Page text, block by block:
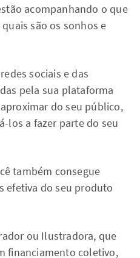
acompanhando o que
são os sonhos e
sociais e das
pela sua plataforma
do seu público,
los a fazer parte do seu
também consegue
efetiva do seu produto
ou Ilustradora, que
financiamento coletivo,